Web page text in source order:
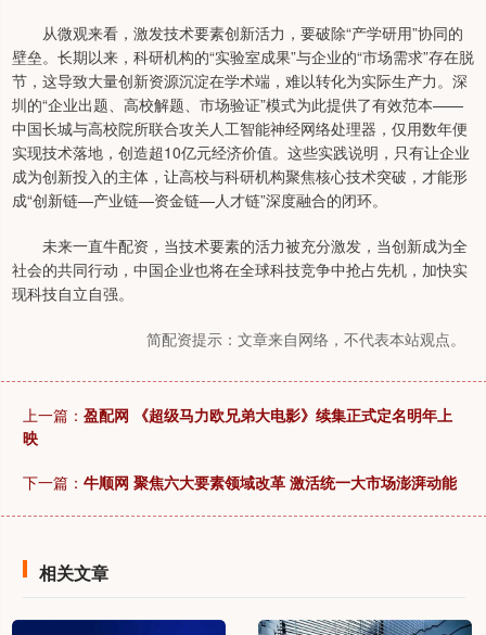
从微观来看，激发技术要素创新活力，要破除“产学研用”协同的
壁垒。长期以来，科研机构的“实验室成果”与企业的“市场需求”存在脱
节，这导致大量创新资源沉淀在学术端，难以转化为实际生产力。深
圳的“企业出题、高校解题、市场验证”模式为此提供了有效范本——
中国长城与高校院所联合攻关人工智能神经网络处理器，仅用数年便
实现技术落地，创造超10亿元经济价值。这些实践说明，只有让企业
成为创新投入的主体，让高校与科研机构聚焦核心技术突破，才能形
成“创新链—产业链—资金链—人才链”深度融合的闭环。
未来一直牛配资，当技术要素的活力被充分激发，当创新成为全
社会的共同行动，中国企业也将在全球科技竞争中抢占先机，加快实
现科技自立自强。
简配资提示：文章来自网络，不代表本站观点。
上一篇： 盈配网 《超级马力欧兄弟大电影》续集正式定名明年上
映
下一篇： 牛顺网 聚焦六大要素领域改革 激活统一大市场澎湃动能
相关文章